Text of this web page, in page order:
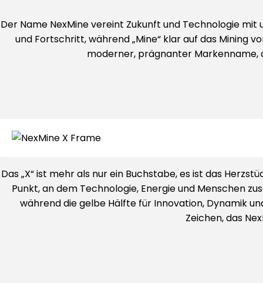
Der Name NexMine vereint Zukunft und Technologie
und Fortschritt, während „Mine“ klar auf das Mining
moderner, prägnanter Markenname,
Das „X“ ist mehr als nur ein Buchstabe, es ist das
Punkt, an dem Technologie, Energie und Menschen
während die gelbe Hälfte für Innovation, Dynamik
Zeichen, das